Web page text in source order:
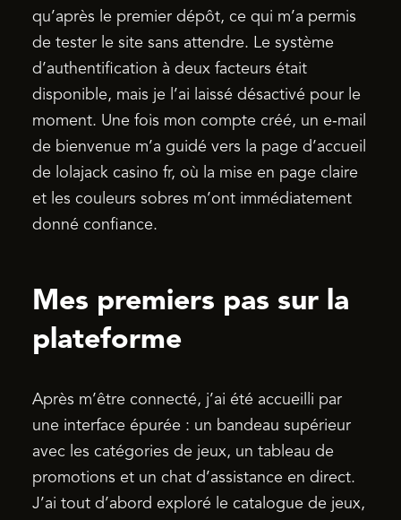
qu’après le premier dépôt, ce qui m’a permis
de tester le site sans attendre. Le système
d’authentification à deux facteurs était
disponible, mais je l’ai laissé désactivé pour le
moment. Une fois mon compte créé, un e‑mail
de bienvenue m’a guidé vers la page d’accueil
de lolajack casino fr, où la mise en page claire
et les couleurs sobres m’ont immédiatement
donné confiance.
Mes premiers pas sur la
plateforme
Après m’être connecté, j’ai été accueilli par
une interface épurée : un bandeau supérieur
avec les catégories de jeux, un tableau de
promotions et un chat d’assistance en direct.
J’ai tout d’abord exploré le catalogue de jeux,